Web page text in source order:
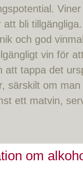
bli
och god
vin för
att tappa det
särskilt om
ett matvin,
om